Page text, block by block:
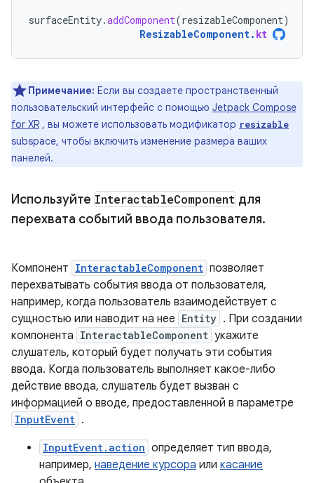
surfaceEntity.addComponent(resizableComponent)
ResizableComponent. kt
Примечание: Если вы создаете пространственный
пользовательский интерфейс с помощью Jetpack Compose
for XR , вы можете использовать модификатор resizable
subspace, чтобы включить изменение размера ваших
панелей.
Используйте InteractableComponent для
перехвата событий ввода пользователя.
Компонент InteractableComponent позволяет
перехватывать события ввода от пользователя,
например, когда пользователь взаимодействует с
сущностью или наводит на нее Entity . При создании
компонента InteractableComponent укажите
слушатель, который будет получать эти события
ввода. Когда пользователь выполняет какое-либо
действие ввода, слушатель будет вызван с
информацией о вводе, предоставленной в параметре
InputEvent .
InputEvent.action определяет тип ввода,
например, наведение курсора или касание